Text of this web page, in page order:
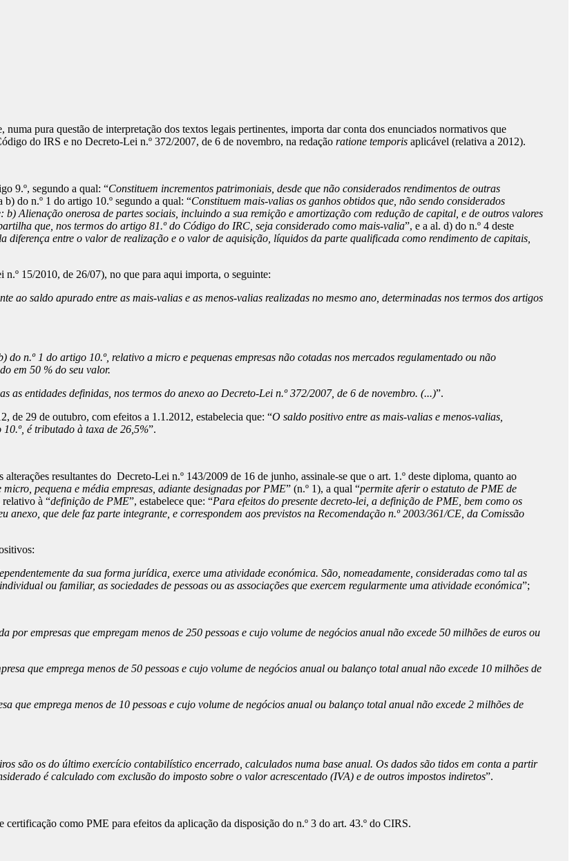
pura questão de interpretação dos textos legais pertinentes, importa dar conta dos enunciados normativos que
do IRS e no Decreto-Lei n.º 372/2007, de 6 de novembro, na redação ratione temporis aplicável (relativa a 2012).
9.º, segundo a qual: “Constituem incrementos patrimoniais, desde que não considerados rendimentos de outras
b) do n.º 1 do artigo 10.º segundo a qual: “Constituem mais-valias os ganhos obtidos que, não sendo considerados
Alienação onerosa de partes sociais, incluindo a sua remição e amortização com redução de capital, e de outros valores
que, nos termos do artigo 81.º do Código do IRC, seja considerado como mais-valia”, e a al. d) do n.º 4 deste
diferença entre o valor de realização e o valor de aquisição, líquidos da parte qualificada como rendimento de capitais,
15/2010, de 26/07), no que para aqui importa, o seguinte:
ao saldo apurado entre as mais-valias e as menos-valias realizadas no mesmo ano, determinadas nos termos dos artigos
n.º 1 do artigo 10.º, relativo a micro e pequenas empresas não cotadas nos mercados regulamentado ou não
em 50 % do seu valor.
as entidades definidas, nos termos do anexo ao Decreto-Lei n.º 372/2007, de 6 de novembro. (...)”.
de 29 de outubro, com efeitos a 1.1.2012, estabelecia que: “O saldo positivo entre as mais-valias e menos-valias,
é tributado à taxa de 26,5%”.
resultantes do Decreto-Lei n.º 143/2009 de 16 de junho, assinale-se que o art. 1.º deste diploma, quanto ao
pequena e média empresas, adiante designadas por PME” (n.º 1), a qual “permite aferir o estatuto de PME de
relativo à “definição de PME”, estabelece que: “Para efeitos do presente decreto-lei, a definição de PME, bem como os
que dele faz parte integrante, e correspondem aos previstos na Recomendação n.º 2003/361/CE, da Comissão
da sua forma jurídica, exerce uma atividade económica. São, nomeadamente, consideradas como tal as
ou familiar, as sociedades de pessoas ou as associações que exercem regularmente uma atividade económica”;
empresas que empregam menos de 250 pessoas e cujo volume de negócios anual não excede 50 milhões de euros ou
que emprega menos de 50 pessoas e cujo volume de negócios anual ou balanço total anual não excede 10 milhões de
emprega menos de 10 pessoas e cujo volume de negócios anual ou balanço total anual não excede 2 milhões de
são os do último exercício contabilístico encerrado, calculados numa base anual. Os dados são tidos em conta a partir
é calculado com exclusão do imposto sobre o valor acrescentado (IVA) e de outros impostos indiretos”.
como PME para efeitos da aplicação da disposição do n.º 3 do art. 43.º do CIRS.